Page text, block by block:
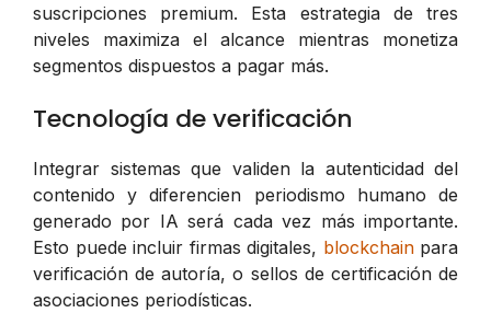
suscripciones premium. Esta estrategia de tres
niveles maximiza el alcance mientras monetiza
segmentos dispuestos a pagar más.
Tecnología de verificación
Integrar sistemas que validen la autenticidad del
contenido y diferencien periodismo humano de
generado por IA será cada vez más importante.
Esto puede incluir firmas digitales, blockchainpara
verificación de autoría, o sellos de certificación de
asociaciones periodísticas.